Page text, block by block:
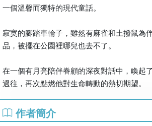
一個溫馨而獨特的現代童話。
寂寞的腳踏車輪子，雖然有麻雀和土撥鼠為
品，被擺在公園裡哪兒也去不了。
在一個有月亮陪伴眷顧的深夜對話中，喚起
過往，再次點燃他對生命轉動的熱切期望。
在被運往博物館展示的途中，腳踏車輪子縱
的完整，展開一場勇敢的冒險......
作者簡介